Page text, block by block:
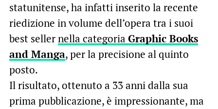
statunitense, ha infatti inserito la recente
riedizione in volume dell’opera tra i suoi
best sellernella categoria Graphic Books
and Manga, per la precisione al quinto
posto.
Il risultato, ottenuto a 33 anni dalla sua
prima pubblicazione, è impressionante, ma